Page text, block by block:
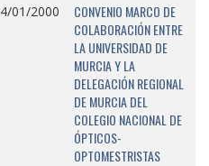
01/2000
CONVENIO MARCO DE
COLABORACIÓN ENTRE
LA UNIVERSIDAD DE
MURCIA Y LA
DELEGACIÓN REGIONAL
DE MURCIA DEL
COLEGIO NACIONAL DE
ÓPTICOS-
OPTOMESTRISTAS